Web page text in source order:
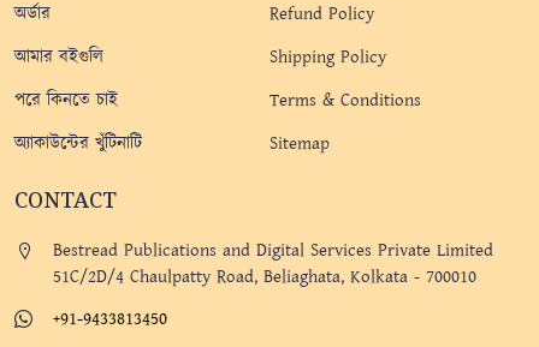
অর্ডার
আমার বইগুলি
পরে কিনতে চাই
অ্যাকাউন্টের খুঁটিনাটি
Refund Policy
Shipping Policy
Terms & Conditions
Sitemap
CONTACT
Bestread Publications and Digital Services Private Limited
51C/2D/4 Chaulpatty Road, Beliaghata, Kolkata - 700010
+91-9433813450